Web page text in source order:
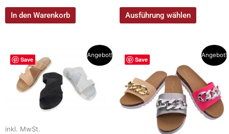
In den Warenkorb Ausführung wählen
Save
Angebot!
inkl. MwSt.
Dieses
Produkt
weist
mehrere
Die
Save
Angebot!
Dieses
Produkt
weist
mehrere
Varianten